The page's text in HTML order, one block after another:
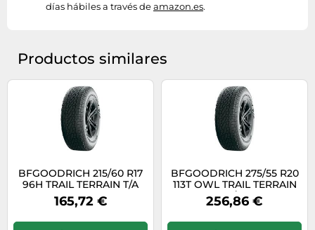
días hábiles a través deamazon.es.
Productos similares
BFGOODRICH 215/60 R17
96H TRAIL TERRAIN T/A
165,72 €
BFGOODRICH 275/55 R20
113T OWL TRAIL TERRAIN
T/A
256,86 €